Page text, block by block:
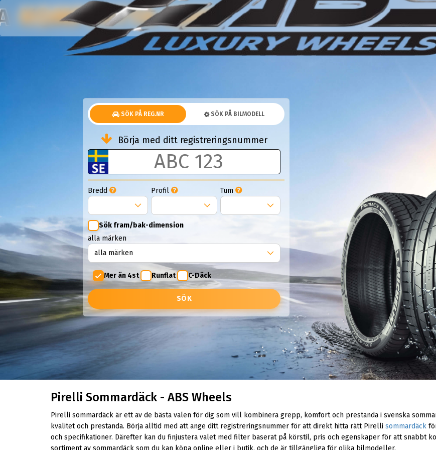
SOMMARDÄCK
KOMPLETTA HJUL
SÖK PÅ REG.NR SÖK PÅ BILMODELL
Börja med ditt registreringsnummer
Bredd Profil Tum
Sök fram/bak-dimension
alla märken
Mer än 4st Runflat C-Däck
SÖK
Pirelli Sommardäck - ABS Wheels
Pirelli sommardäck är ett av de bästa valen för dig som vill kombinera grepp, komfort och prestanda i svenska
kvalitet och prestanda. Börja alltid med att ange ditt registreringsnummer för att direkt hitta rätt Pirelli sommardäck
och specifikationer. Därefter kan du finjustera valet med filter baserat på körstil, pris och egenskaper för att
sortiment av sommardäck som du kan köpa online eller i butik, och de är tillgängliga för olika bilmodeller.